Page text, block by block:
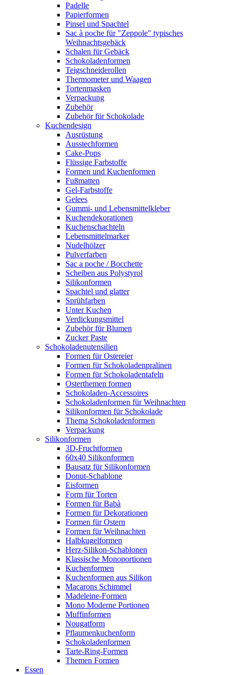
Padelle
Papierformen
Pinsel und Spachtel
Sac à poche für "Zeppole" typisches
Weihnachtsgebäck
Schalen für Gebäck
Schokoladenformen
Teigschneiderollen
Thermometer und Waagen
Tortenmasken
Verpackung
Zubehör
Zubehör für Schokolade
Kuchendesign
Ausrüstung
Ausstechformen
Cake-Pops
Flüssige Farbstoffe
Formen und Kuchenformen
Fußmatten
Gel-Farbstoffe
Gelees
Gummi- und Lebensmittelkleber
Kuchendekorationen
Kuchenschachteln
Lebensmittelmarker
Nudelhölzer
Pulverfarben
Sac a poche / Bocchette
Scheiben aus Polystyrol
Silikonformen
Spachtel und glatter
Sprühfarben
Unter Kuchen
Verdickungsmittel
Zubehör für Blumen
Zucker Paste
Schokoladenutensilien
Formen für Ostereier
Formen für Schokoladenpralinen
Formen für Schokoladentafeln
Osterthemen formen
Schokoladen-Accessoires
Schokoladenformen für Weihnachten
Silikonformen für Schokolade
Thema Schokoladenformen
Verpackung
Silikonformen
3D-Fruchtformen
60x40 Silikonformen
Bausatz für Silikonformen
Donut-Schablone
Eisformen
Form für Torten
Formen für Babà
Formen für Dekorationen
Formen für Ostern
Formen für Weihnachten
Halbkugelformen
Herz-Silikon-Schablonen
Klassische Monoportionen
Kuchenformen
Kuchenformen aus Silikon
Macarons Schimmel
Madeleine-Formen
Mono Moderne Portionen
Muffinformen
Nougatform
Pflaumenkuchenform
Schokoladenformen
Tarte-Ring-Formen
Themen Formen
Essen